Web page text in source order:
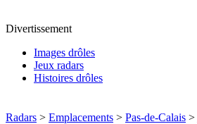
Divertissement
Images drôles
Jeux radars
Histoires drôles
Radars > Emplacements > Pas-de-Calais >